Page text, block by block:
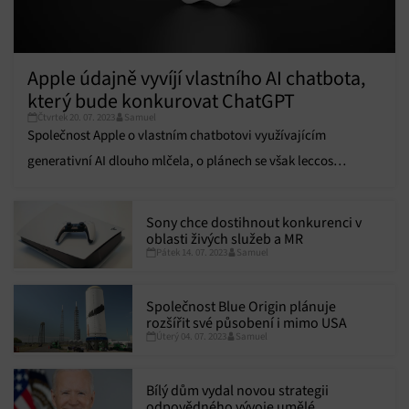
Apple údajně vyvíjí vlastního AI chatbota,
který bude konkurovat ChatGPT
Čtvrtek 20. 07. 2023 Samuel
Společnost Apple o vlastním chatbotovi využívajícím
generativní AI dlouho mlčela, o plánech se však leccos
Sony chce dostihnout konkurenci v
oblasti živých služeb a MR
Pátek 14. 07. 2023 Samuel
Společnost Blue Origin plánuje
rozšířit své působení i mimo USA
Úterý 04. 07. 2023 Samuel
Bílý dům vydal novou strategii